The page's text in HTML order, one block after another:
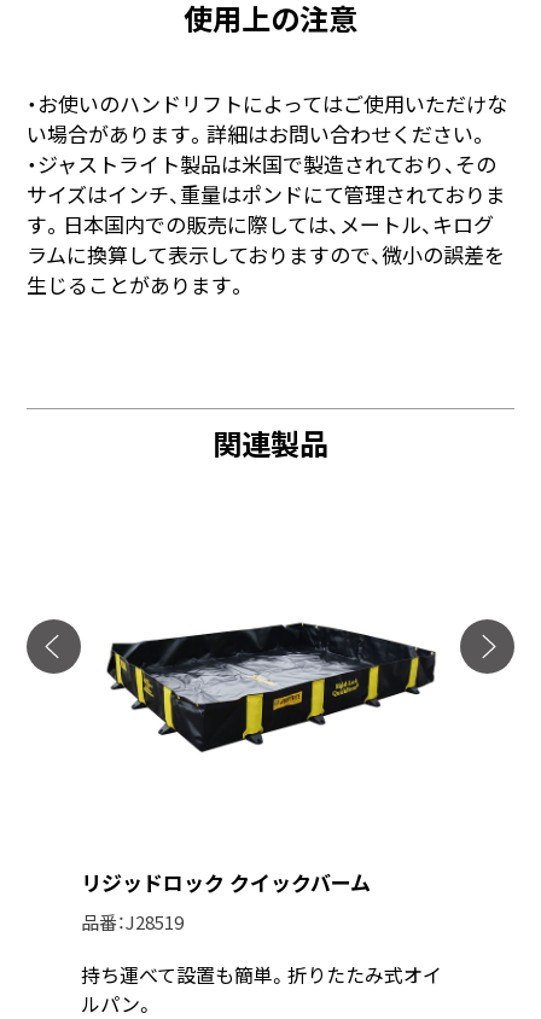
使用上の注意
・お使いのハンドリフトによってはご使用いただけな
い場合があります。詳細はお問い合わせください。
・ジャストライト製品は米国で製造されており、その
サイズはインチ、重量はポンドにて管理されておりま
す。日本国内での販売に際しては、メートル、キログ
ラムに換算して表示しておりますので、微小の誤差を
生じることがあります。
関連製品
リジッドロック クイックバーム
品番：J28519
持ち運べて設置も簡単。折りたたみ式オイ
ルパン。